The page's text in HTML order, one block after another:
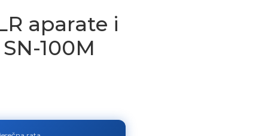
aparate i
100M